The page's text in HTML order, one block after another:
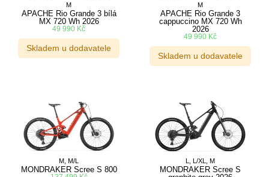
M
APACHE Rio Grande 3 bílá
MX 720 Wh 2026
49 990 Kč
Skladem u dodavatele
M
APACHE Rio Grande 3
cappuccino MX 720 Wh
2026
49 990 Kč
Skladem u dodavatele
M, M/L
MONDRAKER Scree S 800
L, L/XL, M
MONDRAKER Scree S